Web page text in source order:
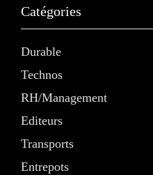
Catégories
Durable
Technos
RH/Management
Editeurs
Transports
Entrepots